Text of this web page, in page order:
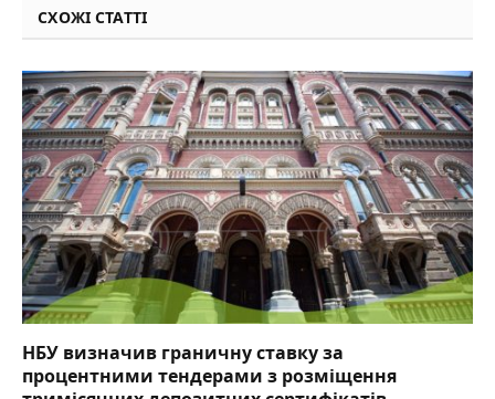
СХОЖІ СТАТТІ
НБУ визначив граничну ставку за
процентними тендерами з розміщення